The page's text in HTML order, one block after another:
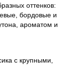
оттенков:
бордовые и
ароматом и
с крупными,